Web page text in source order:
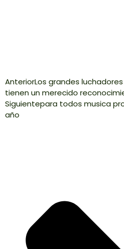
AnteriorLos grandes
tienen un merecido
Siguientepara todos musica
año